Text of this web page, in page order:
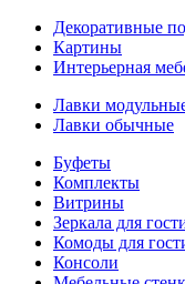
Декоративные
Картины
Интерьерная
Лавки
Лавки обычные
Буфеты
Комплекты
Витрины
Зеркала для
Комоды для
Консоли